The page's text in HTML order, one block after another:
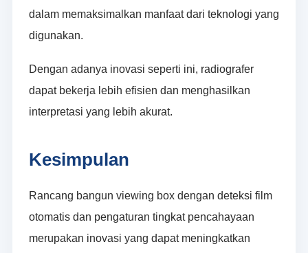
dalam memaksimalkan manfaat dari teknologi yang
digunakan.
Dengan adanya inovasi seperti ini, radiografer
dapat bekerja lebih efisien dan menghasilkan
interpretasi yang lebih akurat.
Kesimpulan
Rancang bangun viewing box dengan deteksi film
otomatis dan pengaturan tingkat pencahayaan
merupakan inovasi yang dapat meningkatkan